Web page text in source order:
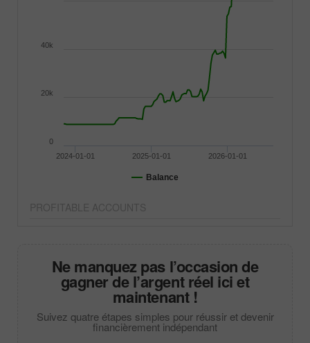
Balance
2024-01-01 2025-01-01 2026-01-01
0
20k
40k
PROFITABLE ACCOUNTS
Ne manquez pas l’occasion de
gagner de l’argent réel ici et
maintenant !
Suivez quatre étapes simples pour réussir et devenir
financièrement indépendant